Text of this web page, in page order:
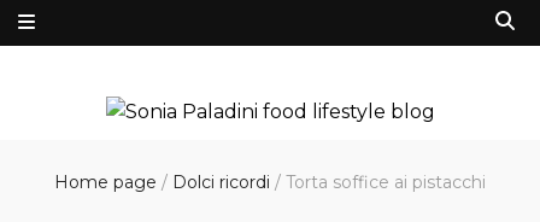
Home page / Dolci ricordi / Torta soffice ai pistacchi